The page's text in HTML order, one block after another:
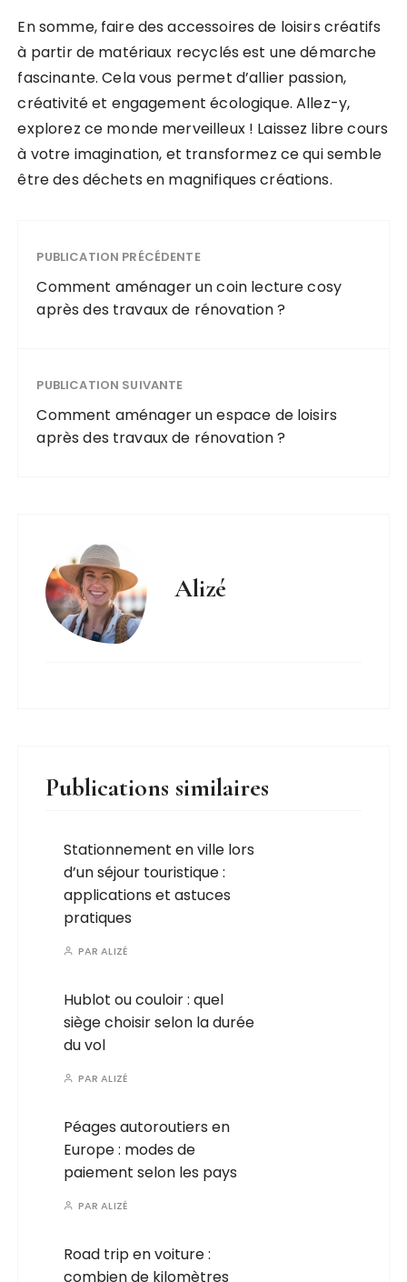
En somme, faire des accessoires de loisirs créatifs
à partir de matériaux recyclés est une démarche
fascinante. Cela vous permet d’allier passion,
créativité et engagement écologique. Allez-y,
explorez ce monde merveilleux ! Laissez libre cours
à votre imagination, et transformez ce qui semble
être des déchets en magnifiques créations.
PUBLICATION PRÉCÉDENTE
Comment aménager un coin lecture cosy
après des travaux de rénovation ?
PUBLICATION SUIVANTE
Comment aménager un espace de loisirs
après des travaux de rénovation ?
Alizé
Publications similaires
Stationnement en ville lors
d’un séjour touristique :
applications et astuces
pratiques
PARALIZÉ
Hublot ou couloir : quel
siège choisir selon la durée
du vol
PARALIZÉ
Péages autoroutiers en
Europe : modes de
paiement selon les pays
PARALIZÉ
Road trip en voiture :
combien de kilomètres